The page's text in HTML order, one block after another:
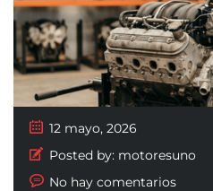
12 mayo, 2026
Posted by: motoresuno
No hay comentarios